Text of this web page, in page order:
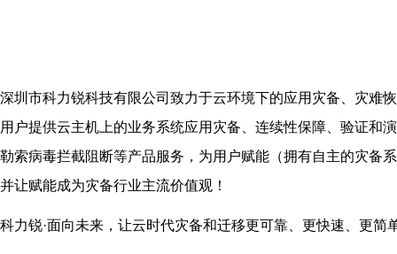
深圳市科力锐科技有限公司致力于云环境下的应用灾备、灾难
用户提供云主机上的业务系统应用灾备、连续性保障、验证和
勒索病毒拦截阻断等产品服务，为用户赋能（拥有自主的灾备
并让赋能成为灾备行业主流价值观！
科力锐·面向未来，让云时代灾备和迁移更可靠、更快速、更简